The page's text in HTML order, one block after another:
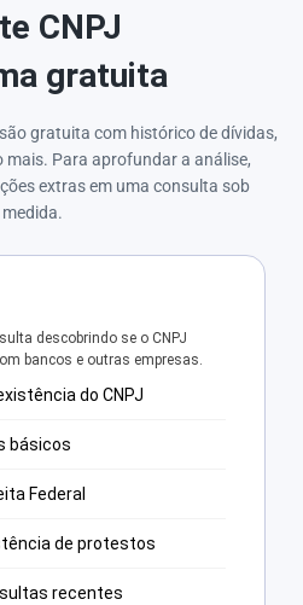
CNPJ
gratuita
gratuita com histórico de dívidas,
Para aprofundar a análise,
extras em uma consulta sob
medida.
descobrindo se o CNPJ
bancos e outras empresas.
do CNPJ
básicos
Federal
de protestos
recentes